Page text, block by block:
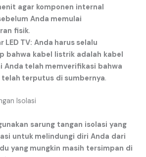
agar komponen internal
Anda memulai
fisik.
LED TV: Anda harus selalu
bahwa kabel listrik adalah kabel
Anda telah memverifikasi bahwa
telah terputus di sumbernya.
Isolasi
sarung tangan isolasi yang
untuk melindungi diri Anda dari
yang mungkin masih tersimpan di